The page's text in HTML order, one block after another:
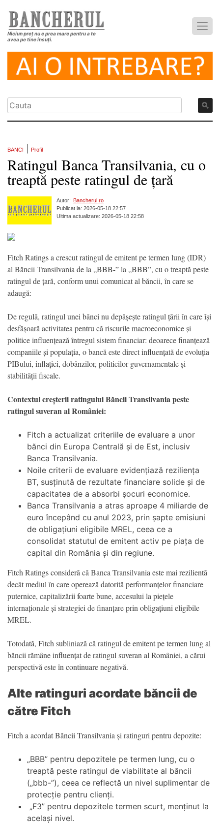
Niciun preț nu e prea mare pentru a te
avea pe tine însuți.
BANCI Profil
Ratingul Banca Transilvania, cu o
treaptă peste ratingul de țară
Autor: Bancherul.ro
Publicat la: 2026-05-18 22:57
Ultima actualizare: 2026-05-18 22:58
Fitch Ratings a crescut ratingul de emitent pe termen lung (IDR)
al Băncii Transilvania de la „BBB-” la „BBB”, cu o treaptă peste
ratingul de țară, conform unui comunicat al băncii, în care se
adaugă:
De regulă, ratingul unei bănci nu depășește ratingul țării în care își
desfășoară activitatea pentru că riscurile macroeconomice și
politice influențează întregul sistem financiar: deoarece finanțează
companiile și populația, o bancă este direct influențată de evoluția
PIBului, inflației, dobânzilor, politicilor guvernamentale și
stabilității fiscale.
Contextul creșterii ratingului Băncii Transilvania peste
ratingul suveran al României:
Fitch a actualizat criteriile de evaluare a unor
bănci din Europa Centrală și de Est, inclusiv
Banca Transilvania.
Noile criterii de evaluare evidențiază reziliența
BT, susținută de rezultate financiare solide și de
capacitatea de a absorbi șocuri economice.
Banca Transilvania a atras aproape 4 miliarde de
euro începând cu anul 2023, prin șapte emisiuni
de obligațiuni eligibile MREL, ceea ce a
consolidat statutul de emitent activ pe piața de
capital din România și din regiune.
Fitch Ratings consideră că Banca Transilvania este mai rezilientă
decât mediul în care operează datorită performanțelor financiare
puternice, capitalizării foarte bune, accesului la piețele
internaționale și strategiei de finanțare prin obligațiuni eligibile
MREL.
Totodată, Fitch subliniază că ratingul de emitent pe termen lung al
băncii rămâne influențat de ratingul suveran al României, a cărui
perspectivă este în continuare negativă.
Alte ratinguri acordate băncii de
către Fitch
Fitch a acordat Băncii Transilvania și ratinguri pentru depozite:
„BBB” pentru depozitele pe termen lung, cu o
treaptă peste ratingul de viabilitate al băncii
(„bbb-”), ceea ce reflectă un nivel suplimentar de
protecție pentru clienți.
„F3” pentru depozitele termen scurt, menținut la
același nivel.